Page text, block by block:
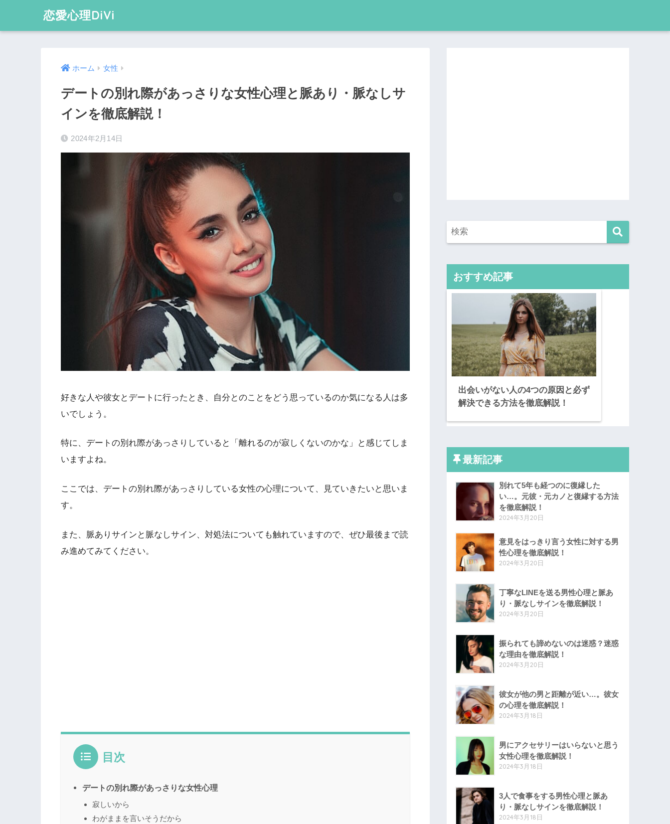
恋愛心理DiVi
ホーム 女性
デートの別れ際があっさりな女性心理と脈あり・脈なしサ
インを徹底解説！
2024年2月14日
好きな人や彼女とデートに行ったとき、自分とのことをどう思っているのか気になる人は多
いでしょう。
特に、デートの別れ際があっさりしていると「離れるのが寂しくないのかな」と感じてしま
いますよね。
ここでは、デートの別れ際があっさりしている女性の心理について、見ていきたいと思いま
す。
また、脈ありサインと脈なしサイン、対処法についても触れていますので、ぜひ最後まで読
み進めてみてください。
目次
デートの別れ際があっさりな女性心理
寂しいから
わがままを言いそうだから
おすすめ記事
出会いがない人の4つの原因と必ず
解決できる方法を徹底解説！
最新記事
別れて5年も経つのに復縁した
い…。元彼・元カノと復縁する方法
を徹底解説！
2024年3月20日
意見をはっきり言う女性に対する男
性心理を徹底解説！
2024年3月20日
丁寧なLINEを送る男性心理と脈あ
り・脈なしサインを徹底解説！
2024年3月20日
振られても諦めないのは迷惑？迷惑
な理由を徹底解説！
2024年3月20日
彼女が他の男と距離が近い…。彼女
の心理を徹底解説！
2024年3月18日
男にアクセサリーはいらないと思う
女性心理を徹底解説！
2024年3月18日
3人で食事をする男性心理と脈あ
り・脈なしサインを徹底解説！
2024年3月18日